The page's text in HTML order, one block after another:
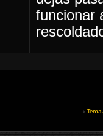
funcionar
«